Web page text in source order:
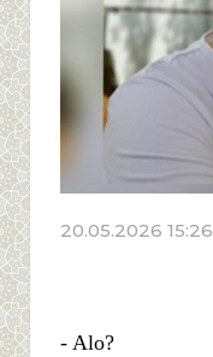
20.05.2026 15:26
- Alo?